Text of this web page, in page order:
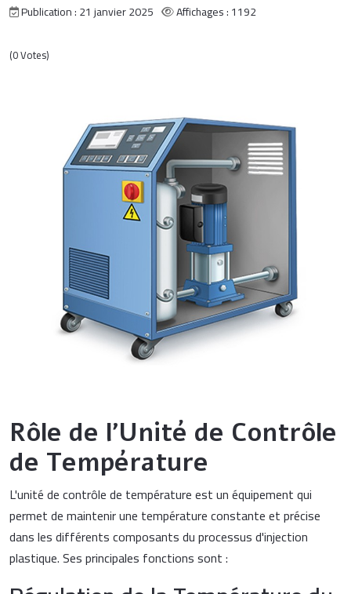
Publication : 21 janvier 2025
Affichages : 1192
(0 Votes)
Rôle de l'Unité de Contrôle
de Température
L'unité de contrôle de température est un équipement qui
permet de maintenir une température constante et précise
dans les différents composants du processus d'injection
plastique. Ses principales fonctions sont :